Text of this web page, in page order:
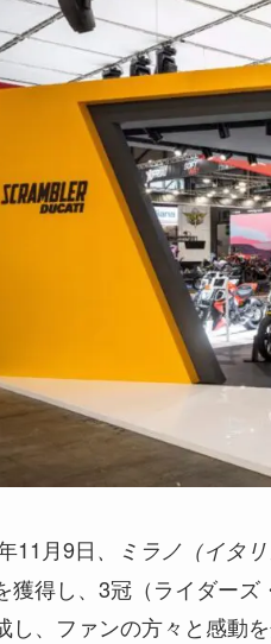
11月9日 、ミラノ（イタリ
獲得し、3冠（ライダー
し、ファンの方々と感動